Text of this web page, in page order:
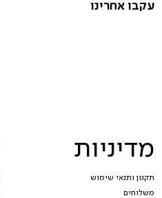
מדיניות
תקנון ותנאי שימוש
משלוחים
עקבו אחרינו